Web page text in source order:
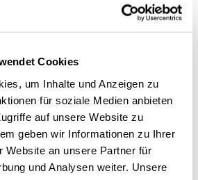
Cookies
um Inhalte und Anzeigen zu
für soziale Medien anbieten
auf unsere Website zu
geben wir Informationen zu Ihrer
Website an unsere Partner für
und Analysen weiter. Unsere
in unseren Filialen erhältlich. Prüfen Sie
Ort verfügbar?", wo Ihre Größe vorrätig ist.